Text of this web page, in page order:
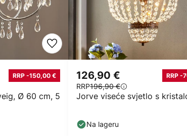
Ø 60 cm, 5
RRP -150,00 €
Jorve viseće svjetlo s
126,90 € RRP -
RRP196,90 €
Na lageru